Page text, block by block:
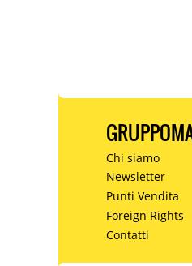
Chi siamo
Newsletter
Punti Vendita
Foreign Rights
Contatti